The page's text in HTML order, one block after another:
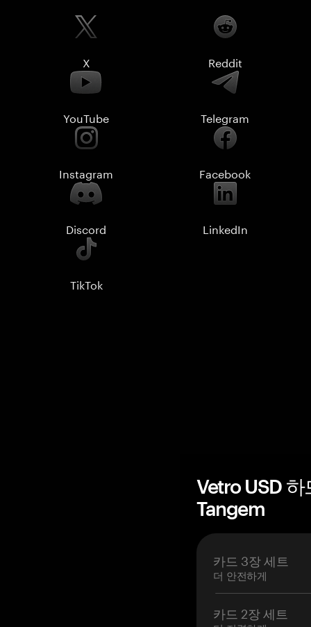
X Reddit
YouTube Telegram
Instagram Facebook
Discord LinkedIn
TikTok
Vetro USD
Tangem
카드 3장 세트
더 안전하게
카드 2장 세트